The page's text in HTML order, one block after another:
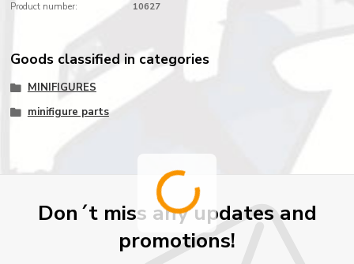
Product number: 10627
Goods classified in categories
MINIFIGURES
minifigure parts
Don´t miss any updates and
promotions!